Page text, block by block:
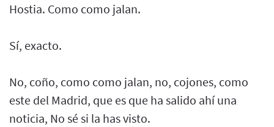
Hostia. Como como jalan.
Sí, exacto.
No, coño, como como jalan, no, cojones, como
este del Madrid, que es que ha salido ahí una
noticia, No sé si la has visto.